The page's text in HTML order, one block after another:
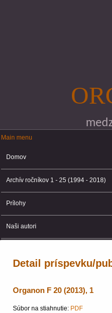
Main menu
Main menu
Domov
Archív ročníkov 1 - 25 (1994 - 2018)
Prílohy
Naši autori
Detail príspevku/
Organon F 20 (2013), 1
Súbor na stiahnutie: PDF